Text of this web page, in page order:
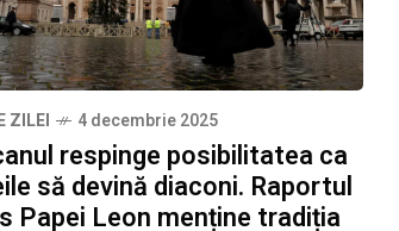
ZILEI 4 decembrie 2025
respinge posibilitatea ca
să devină diaconi. Raportul
Papei Leon menține tradiția